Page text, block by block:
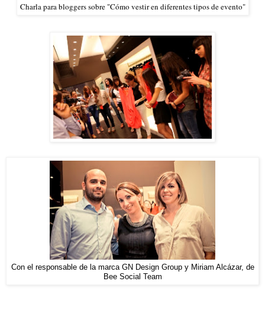
Charla para bloggers sobre "Cómo vestir en diferentes tipos de evento"
Con el responsable de la marca GN Design Group y Miriam Alcázar, de
Bee Social Team